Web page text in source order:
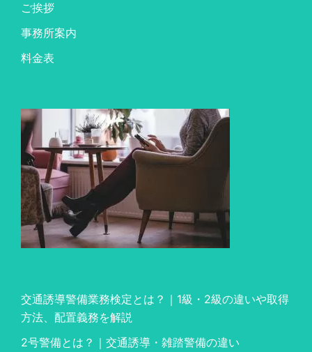
ご挨拶
事務所案内
料金表
交通誘導警備業務検定とは？｜1級・2級の違いや取得
方法、配置義務を解説
2号警備とは？｜交通誘導・雑踏警備の違い